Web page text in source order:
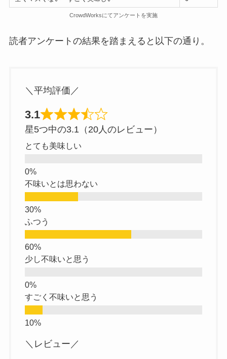
CrowdWorksにてアンケートを実施
読者アンケートの結果を踏まえると以下の通り。
＼平均評価／
3.1
星5つ中の3.1（20人のレビュー）
とても美味しい
不味いとは思わない
ふつう
少し不味いと思う
すごく不味いと思う
＼レビュー／